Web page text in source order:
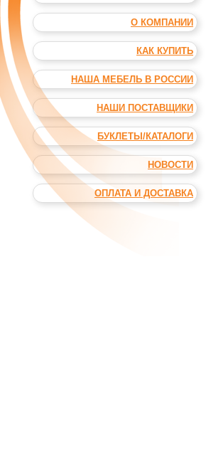
О КОМПАНИИ
КАК КУПИТЬ
НАША МЕБЕЛЬ В РОССИИ
НАШИ ПОСТАВЩИКИ
БУКЛЕТЫ/КАТАЛОГИ
НОВОСТИ
ОПЛАТА И ДОСТАВКА